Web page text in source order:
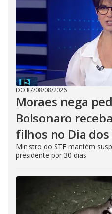
DO R7/08/08/2026
Moraes nega
Bolsonaro
filhos no Dia dos
Ministro do STF mantém
presidente por 30 dias